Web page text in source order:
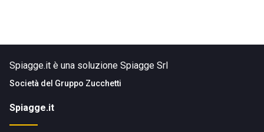
Spiagge.it è una soluzione Spiagge Srl
Società del Gruppo Zucchetti
Spiagge.it